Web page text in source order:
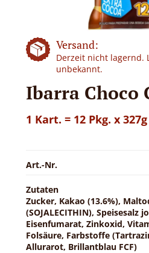
Versand:
Derzeit nicht lagernd.
unbekannt.
Ibarra Choco
1 Kart. = 12 Pkg. x 327g
Art.-Nr.
Zutaten
Zucker, Kakao (13.6%),
(SOJALECITHIN), Speisesalz
Eisenfumarat, Zinkoxid,
Folsäure, Farbstoffe
Allurarot, Brillantblau FCF)